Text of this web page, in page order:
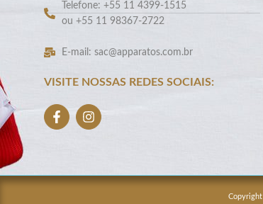
Telefone: +55 11 4399-1515
ou +55 11 98367-2722
E-mail: sac@apparatos.com.br
VISITE NOSSAS REDES SOCIAIS:
Copyright